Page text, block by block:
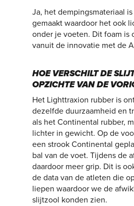
Ja, het dempingsmateriaal
gemaakt waardoor het ook
onder je voeten. Dit foam is
vanuit de innovatie met de
HOE VERSCHILT DE
OPZICHTE VAN DE
Het Lighttraxion rubber is
dezelfde duurzaamheid en
als het Continental rubber,
lichter in gewicht. Op de
een strook Continental
bal van de voet. Tijdens de
daardoor meer grip. Dit is
de data van de atleten die
liepen waardoor we de
slijtzool konden zien.